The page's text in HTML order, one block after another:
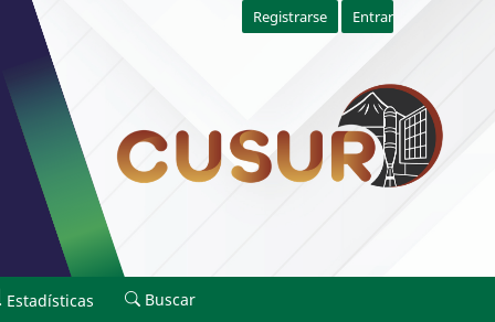
Estadísticas Buscar
Registrarse Entrar